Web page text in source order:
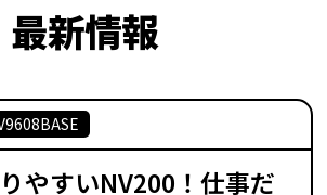
お電話でのお問い合わせ
0120-40-9608
最新情報
やすいNV200！仕事だ